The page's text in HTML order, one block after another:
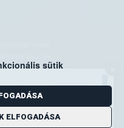
sütik
ELFOGADÁSA
Hivatal
Pf. 30.
244
9000